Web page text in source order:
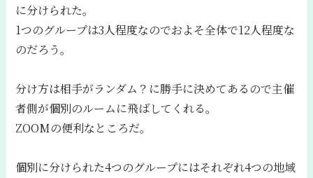
に分けられた。
1つのグループは3人程度なのでおよそ全体で12人程度な
のだろう。
分け方は相手がランダム？に勝手に決めてあるので主催
者側が個別のルームに飛ばしてくれる。
ZOOMの便利なところだ。
個別に分けられた4つのグループにはそれぞれ4つの地域